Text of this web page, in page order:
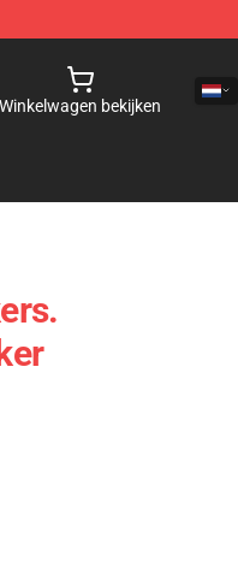
Winkelwagen bekijken